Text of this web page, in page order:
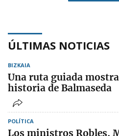
ÚLTIMAS NOTICIAS
BIZKAIA
Una ruta guiada
historia de Balmaseda
POLÍTICA
Los ministros Robles,